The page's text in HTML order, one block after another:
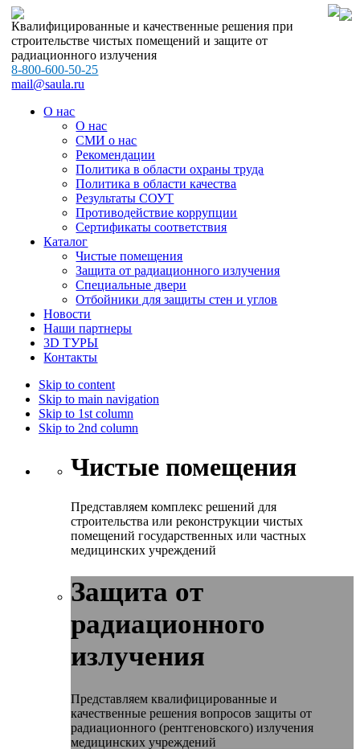
Квалифицированные и качественные решения при
строительстве чистых помещений и защите от
радиационного излучения
8-800-600-50-25
mail@saula.ru
О нас
О нас
СМИ о нас
Рекомендации
Политика в области охраны труда
Политика в области качества
Результаты СОУТ
Противодействие коррупции
Сертификаты соответствия
Каталог
Чистые помещения
Защита от радиационного излучения
Специальные двери
Отбойники для защиты стен и углов
Новости
Наши партнеры
3D ТУРЫ
Контакты
Skip to content
Skip to main navigation
Skip to 1st column
Skip to 2nd column
Чистые помещения
Представляем комплекс решений для
строительства или реконструкции чистых
помещений государственных или частных
медицинских учреждений
Защита от
радиационного
излучения
Представляем квалифицированные и
качественные решения вопросов защиты от
радиационного (рентгеновского) излучения
медицинских учреждений